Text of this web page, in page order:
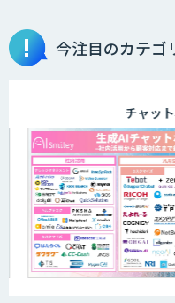
DXセ
発注
生産
今注目のカテゴ
チャットボ